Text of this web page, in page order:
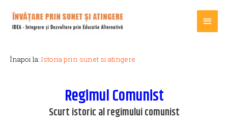
Main
Înapoi la: Istoria prin sunet si atingere
Regimul Comunist
Scurt istoric al regimului comunist